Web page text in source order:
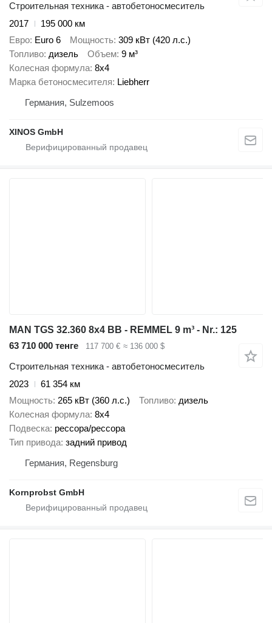
Строительная техника - автобетоносмеситель
2017
195 000 км
Евро Euro 6 Мощность 309 кВт (420 л.с.)
Топливо дизель Объем 9 м³
Колесная формула 8x4
Марка бетоносмесителя Liebherr
Германия, Sulzemoos
XINOS GmbH
MAN TGS 32.360 8x4 BB - REMMEL 9 m³ - Nr.: 125
63 710 000 тенге
117 700 € ≈ 136 000 $
Строительная техника - автобетоносмеситель
2023
61 354 км
Мощность 265 кВт (360 л.с.) Топливо дизель
Колесная формула 8x4
Подвеска рессора/рессора
Тип привода задний привод
Германия, Regensburg
Kornprobst GmbH